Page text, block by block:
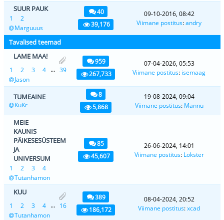
SUUR PAUK
1
2
Marguuus
40
39,176
09-10-2016, 08:42
Viimane postitus:andry
Tavalised teemad
LAME MAA!
1 2 3 4 ... 39
Jason
959
267,733
07-04-2026, 05:53
Viimane postitus: isemaag
TUMEAINE
KuKr
8
5,868
19-08-2024, 09:04
Viimane postitus: Mannu
MEIE
KAUNIS
PÄIKESESÜSTEEM
JA
UNIVERSUM
1 2 3
4
Tutanhamon
85
45,607
26-06-2024, 14:01
Viimane postitus: Lokster
KUU
1 2 3 4 ... 16
Tutanhamon
389
186,172
08-04-2024, 20:52
Viimane postitus:xcad